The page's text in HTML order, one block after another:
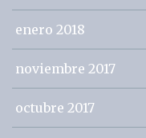
enero 2018
noviembre 2017
octubre 2017